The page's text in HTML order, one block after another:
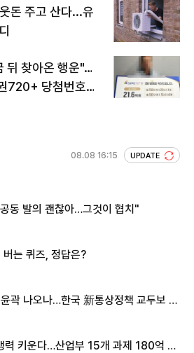
돈 주고 산다...유
뒤 찾아온 행운"…
720+ 당첨번호조
08.08 16:15 UPDATE
동 발의 괜찮아…그것이 협치"
는 퀴즈, 정답은?
곽 나오나…한국 新통상정책 교두보 활
력 키운다…산업부 15개 과제 180억 지